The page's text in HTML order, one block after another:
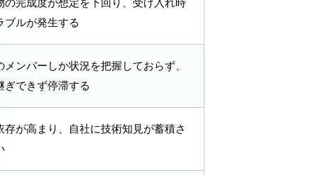
の完成度が想定を下回り、受け入れ時
ブルが発生する
メンバーしか状況を把握しておらず、
ぎできず停滞する
存が高まり、自社に技術知見が蓄積さ